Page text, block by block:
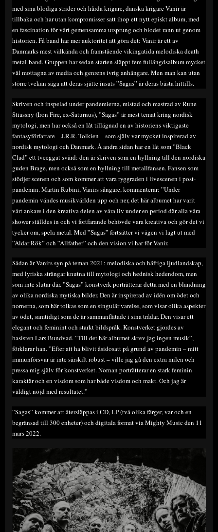
med sina blodiga strider och hårda krigare, danska krigare Vanir är
tillbaka och har utan kompromisser satt ihop ett nytt episkt album, med
en fascination för vårt gemensamma ursprung och blodet rann ut genom
historien. Få band har mer auktoritet att göra det: Vanir är ett av
Danmarks mest välkända och framstående vikingatida melodiska death
metal-band. Gruppen har sedan starten släppt fem fullängdsalbum mycket
väl mottagna av media och genrens ivrig anhängare. Men man kan utan
större tvekan säga att deras sjätte insats ”Sagas” är deras bästa hittills.
Skriven och inspelad under pandemierna, mistad och mastrad av Rune
Stiassny (Iron Fire, ex-Saturnus), ”Sagas” är mest temat kring nordisk
mytologi, men har också en låt tillägnad en av historiens viktigaste
fantasyförfattare – J.R.R. Tolkien – som själv var mycket inspirerad av
nordisk mytologi och Danmark. Å andra sidan har en låt som ”Black
Clad” ett tveeggat svärd: den är skriven som en hyllning till den nordiska
guden Brage, men också som en hyllning till metallfansen. Fansen som
stödjer scenen och som kommer att vara ryggraden i livescenen i post-
pandemin. Martin Rubini, Vanirs sångare, kommenterar: ”Under
pandemin vändes musikvärlden upp och ner, det här albumet har varit
vårt ankare i den kreativa delen av våra liv under en period där alla våra
shower ställdes in och vi fortfarande behövde vara kreativa och gör det vi
tycker om, spela metal. Med ”Sagas” fortsätter vi vägen vi lagt ut med
”Aldar Rök” och ”Allfather” och den vision vi har för Vanir.
Sådan är Vanirs syn på teman 2021: melodiska och häftiga ljudlandskap,
med lyriska strängar knutna till mytologi och hednisk hedendom, men
som inte slutar där. ”Sagas” konstverk porträtterar detta med en blandning
av olika nordiska mytiska bilder. Den är inspirerad av idén om ödet och
nornerna, som här tolkas som en singulär varelse, som visar olika aspekter
av ödet, samtidigt som de är sammanflätade i sina trådar. Den visar ett
elegant och feminint och starkt bildspråk. Konstverket gjordes av
basisten Lars Bundvad. ”Till det här albumet skrev jag ingen musik”,
förklarar han. ”Efter att ha blivit åsidosatt på grund av pandemin – mitt
immunförsvar är inte särskilt robust – ville jag gå den extra milen och
pressa mig själv för konstverket. Nornan porträtterar en stark feminin
karaktär och en visdom som har både visdom och makt. Och jag är
väldigt nöjd med resultatet.”
”Sagas” kommer att återsläppas i CD, LP (två olika färger, var och en
begränsad till 300 enheter) och digitala format via Mighty Music den 11
mars 2022.